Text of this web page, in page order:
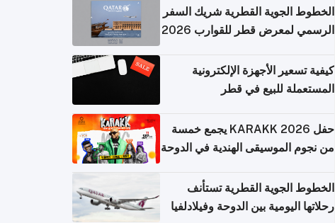
الخطوط الجوية القطرية شريك السفر
الرسمي لمعرض قطر للقوارب 2026
كيفية تسعير الأجهزة الإلكترونية
المستعملة للبيع في قطر
حفل KARAKK 2026 يجمع خمسة
من نجوم الموسيقى الهندية في الدوحة
الخطوط الجوية القطرية تستأنف
رحلاتها اليومية بين الدوحة وفيلادلفيا